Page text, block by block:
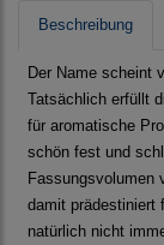
Beschreibung
Der Name scheint
Tatsächlich erfüllt
für aromatische
schön fest und
Fassungsvolumen
damit prädestiniert
natürlich nicht